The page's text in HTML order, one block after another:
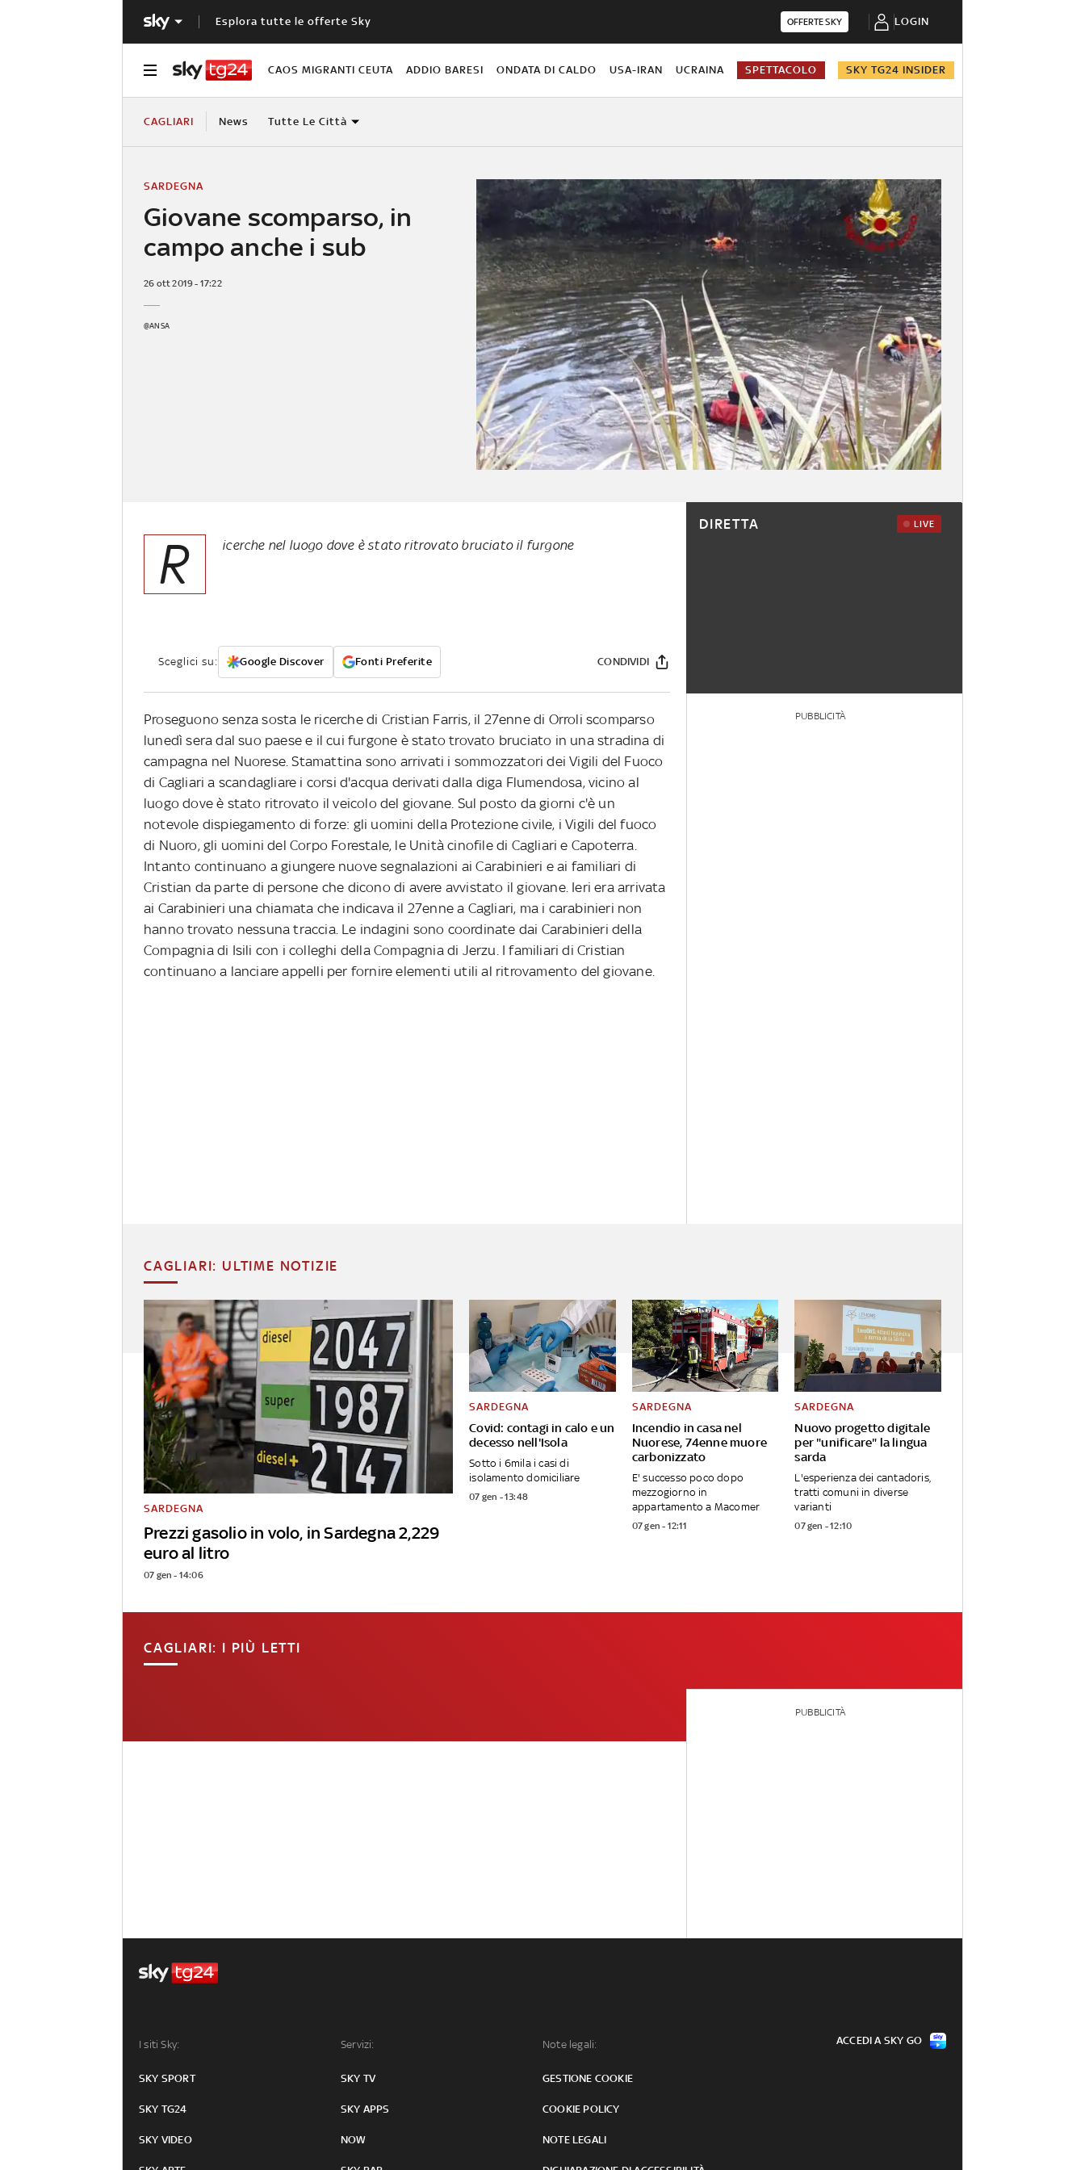
Esplora tutte le offerte Sky OFFERTE SKY LOGIN
CAOS MIGRANTI CEUTA ADDIO BARESI ONDATA DI CALDO USA-IRAN UCRAINA SPETTACOLO SKY TG24 INSIDER
CAGLIARI News Tutte Le Città
Giovane scomparso, in
campo anche i sub
SARDEGNA
26 ott 2019 - 17:22
@ANSA
R icerche nel luogo dove è stato ritrovato bruciato il furgone
Sceglici su: Google Discover Fonti Preferite CONDIVIDI
Proseguono senza sosta le ricerche di Cristian Farris, il 27enne di Orroli scomparso
lunedì sera dal suo paese e il cui furgone è stato trovato bruciato in una stradina di
campagna nel Nuorese. Stamattina sono arrivati i sommozzatori dei Vigili del Fuoco
di Cagliari a scandagliare i corsi d'acqua derivati dalla diga Flumendosa, vicino al
luogo dove è stato ritrovato il veicolo del giovane. Sul posto da giorni c'è un
notevole dispiegamento di forze: gli uomini della Protezione civile, i Vigili del fuoco
di Nuoro, gli uomini del Corpo Forestale, le Unità cinofile di Cagliari e Capoterra.
Intanto continuano a giungere nuove segnalazioni ai Carabinieri e ai familiari di
Cristian da parte di persone che dicono di avere avvistato il giovane. Ieri era arrivata
ai Carabinieri una chiamata che indicava il 27enne a Cagliari, ma i carabinieri non
hanno trovato nessuna traccia. Le indagini sono coordinate dai Carabinieri della
Compagnia di Isili con i colleghi della Compagnia di Jerzu. I familiari di Cristian
continuano a lanciare appelli per fornire elementi utili al ritrovamento del giovane.
DIRETTA LIVE
PUBBLICITÀ
CAGLIARI: ULTIME NOTIZIE
Prezzi gasolio in volo, in Sardegna 2,229
euro al litro
SARDEGNA
07 gen - 14:06
Covid: contagi in calo e un
decesso nell'Isola
SARDEGNA
Sotto i 6mila i casi di
isolamento domiciliare
07 gen - 13:48
Incendio in casa nel
Nuorese, 74enne muore
carbonizzato
SARDEGNA
E' successo poco dopo
mezzogiorno in
appartamento a Macomer
07 gen - 12:11
Nuovo progetto digitale
per "unificare" la lingua
sarda
SARDEGNA
L'esperienza dei cantadoris,
tratti comuni in diverse
varianti
07 gen - 12:10
CAGLIARI: I PIÙ LETTI
PUBBLICITÀ
I siti Sky:
SKY SPORT
SKY TG24
SKY VIDEO
Servizi:
SKY TV
SKY APPS
NOW
Note legali:
GESTIONE COOKIE
COOKIE POLICY
NOTE LEGALI
ACCEDI A SKY GO